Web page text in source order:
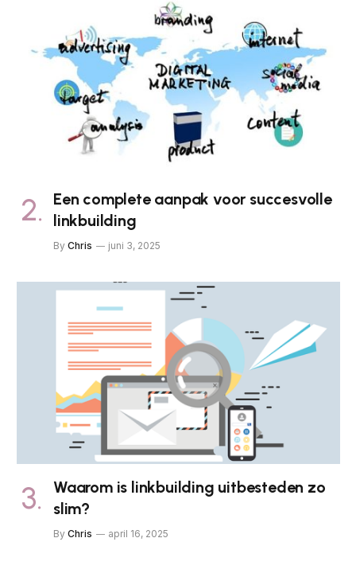
Een complete aanpak voor succesvolle
linkbuilding
By Chris juni 3, 2025
Waarom is linkbuilding uitbesteden zo
slim?
By Chris april 16, 2025